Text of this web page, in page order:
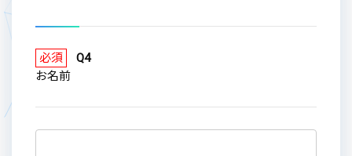
必須
Q4
お名前